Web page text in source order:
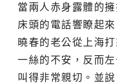
當兩人赤身露體的
床頭的電話響瞭起
曉春的老公從上海
一絲的不安，反而
叫得非常親切。並